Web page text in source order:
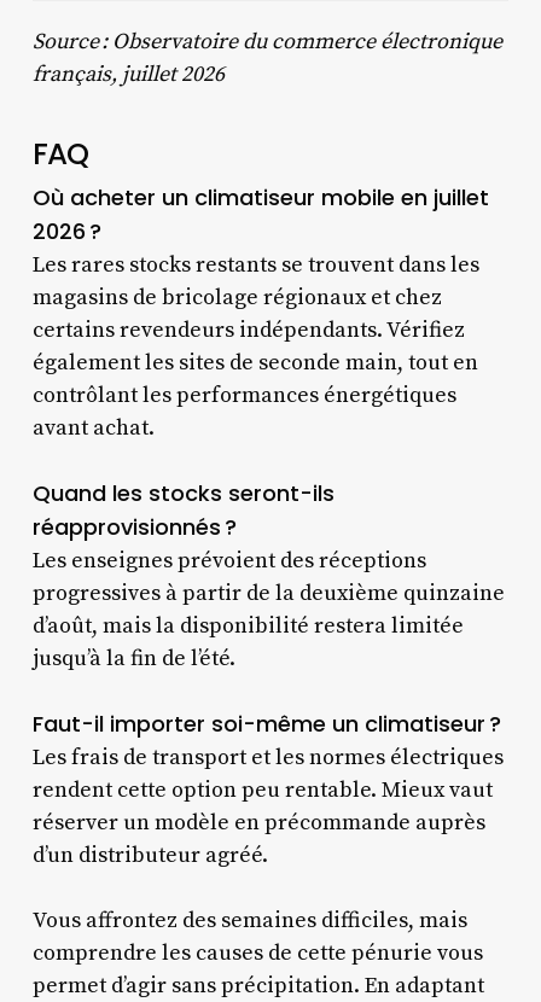
Source : Observatoire du commerce électronique
français, juillet 2026
FAQ
Où acheter un climatiseur mobile en juillet
2026 ?
Les rares stocks restants se trouvent dans les
magasins de bricolage régionaux et chez
certains revendeurs indépendants. Vérifiez
également les sites de seconde main, tout en
contrôlant les performances énergétiques
avant achat.
Quand les stocks seront-ils
réapprovisionnés ?
Les enseignes prévoient des réceptions
progressives à partir de la deuxième quinzaine
d’août, mais la disponibilité restera limitée
jusqu’à la fin de l’été.
Faut-il importer soi-même un climatiseur ?
Les frais de transport et les normes électriques
rendent cette option peu rentable. Mieux vaut
réserver un modèle en précommande auprès
d’un distributeur agréé.
Vous affrontez des semaines difficiles, mais
comprendre les causes de cette pénurie vous
permet d’agir sans précipitation. En adaptant